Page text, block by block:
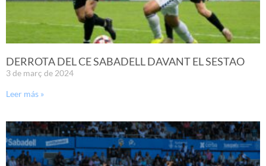
DERROTA DEL CE SABADELL DAVANT EL SESTAO
3 de març de 2024
Leer más »